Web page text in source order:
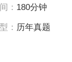
： 180分钟
： 历年真题